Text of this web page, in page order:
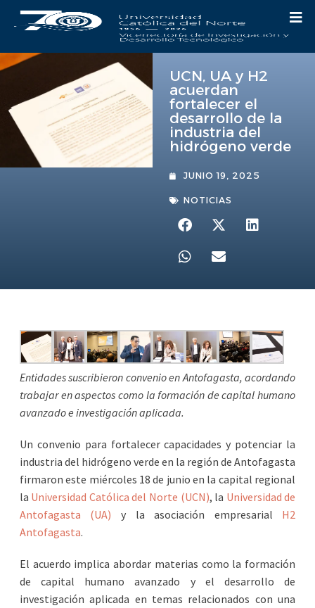
UCN, UA y H2
acuerdan
fortalecer el
desarrollo de la
industria del
hidrógeno verde
JUNIO 19, 2025
NOTICIAS
Entidades suscribieron convenio en Antofagasta, acordando
trabajar en aspectos como la formación de capital humano
avanzado e investigación aplicada.
Un convenio para fortalecer capacidades y potenciar la
industria del hidrógeno verde en la región de Antofagasta
firmaron este miércoles 18 de junio en la capital regional
la Universidad Católica del Norte (UCN), la Universidad de
Antofagasta (UA) y la asociación empresarial H2
Antofagasta.
El acuerdo implica abordar materias como la formación
de capital humano avanzado y el desarrollo de
investigación aplicada en temas relacionados con una